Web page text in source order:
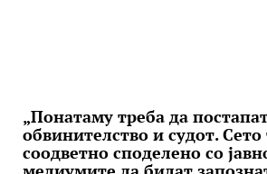
„Понатаму треба да
обвинителство и судот. Сето
соодветно споделено со